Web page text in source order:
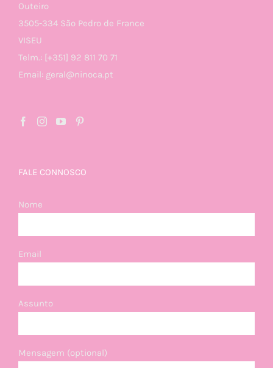
Outeiro
3505-334 São Pedro de France
VISEU
Telm.: [+351] 92 811 70 71
Email: geral@ninoca.pt
FALE CONNOSCO
Nome
Email
Assunto
Mensagem (optional)